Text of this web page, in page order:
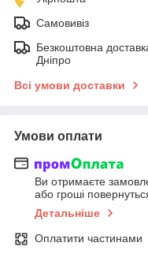
Самовивіз
Безкоштовна
Дніпро
Всі умови доставки
Умови оплати
Ви отримаєте
або гроші
Детальніше
Оплатити частинами